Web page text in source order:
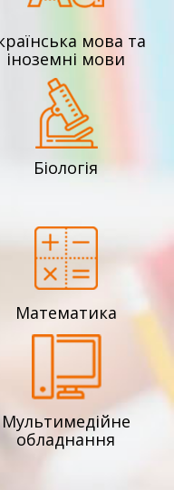
мова та
іноземні мови
Біологія
Математика
Мультимедійне
обладнання